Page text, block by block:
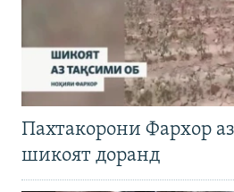
Пахтакорони Фархор
шикоят доранд